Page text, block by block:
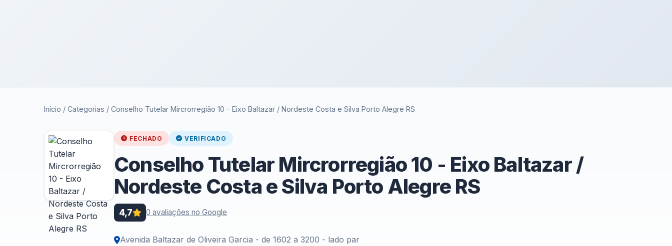
Início / Categorias / Conselho Tutelar Mircrorregião 10 - Eixo Baltazar / Nordeste Costa e Silva Porto Alegre RS
FECHADO VERIFICADO
Conselho Tutelar Mircrorregião 10 - Eixo Baltazar /
Nordeste Costa e Silva Porto Alegre RS
4,7 0 avaliações no Google
Avenida Baltazar de Oliveira Garcia - de 1602 a 3200 - lado par